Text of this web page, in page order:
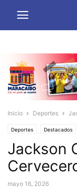
Inicio Deportes
Deportes Destacados
Jackson
mayo 16, 2026